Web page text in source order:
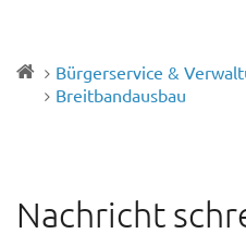
Bürgerservice &
Breitbandausbau
Nachricht